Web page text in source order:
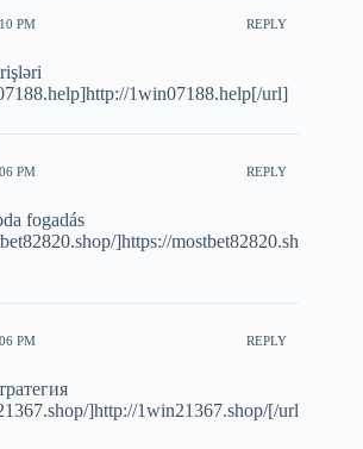
PM REPLY
1win07188.help[/url]
PM REPLY
fogadás
]https://mostbet82820.sh
PM REPLY
]http://1win21367.shop/[/url